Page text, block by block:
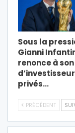
Sous la
Gianni
renonce à
privés…
PRÉCÉDENT